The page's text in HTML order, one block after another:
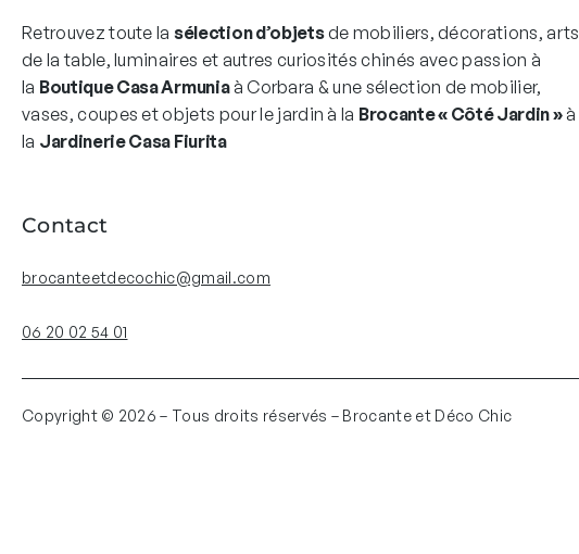
Retrouvez toute lasélection d’objetsde mobiliers, décorations, arts
de la table, luminaires et autres curiosités chinés avec passion à
la Boutique Casa Armuniaà Corbara & une sélection de mobilier,
vases, coupes et objets pour le jardin à la Brocante « Côté Jardin »à
la Jardinerie Casa Fiurita
Contact
brocanteetdecochic@gmail.com
06 20 02 54 01
Copyright © 2026 – Tous droits réservés – Brocante et Déco Chic